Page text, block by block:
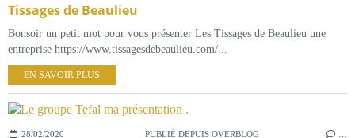
Tissages de Beaulieu
Bonsoir un petit mot pour vous présenter Les Tissages de Beaulieu une
entreprise https://www.tissagesdebeaulieu.com/...
EN SAVOIR PLUS
28/02/2020 PUBLIÉ DEPUIS OVERBLOG